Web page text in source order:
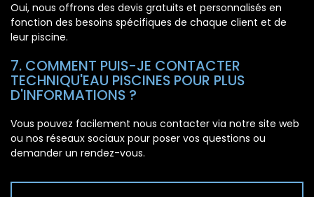
Oui, nous offrons des devis gratuits et personnalisés en
fonction des besoins spécifiques de chaque client et de
leur piscine.
7. COMMENT PUIS-JE CONTACTER
TECHNIQU'EAU PISCINES POUR PLUS
D'INFORMATIONS ?
Vous pouvez facilement nous contacter via notre site web
ou nos réseaux sociaux pour poser vos questions ou
demander un rendez-vous.